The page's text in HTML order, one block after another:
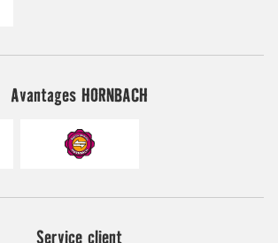
Avantages HORNBACH
Service client